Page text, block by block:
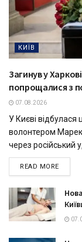
КИЇВ
Загинув у
попрощалися з
07.08.2026
У Києві
волонтером
через російський
READ MORE